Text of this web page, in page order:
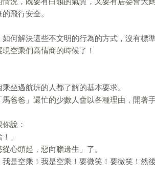
飛行安全。
何解決這些不文明的行為的方式，沒有標
空乘們高情商的時候了！
坐過航班的人都了解的基本要求。
爸爸」還忙的少數人會以各種理由，開著
說：
」
心頭起，惡向膽邊生」了。
是空乘！我是空乘！要微笑！要微笑！然